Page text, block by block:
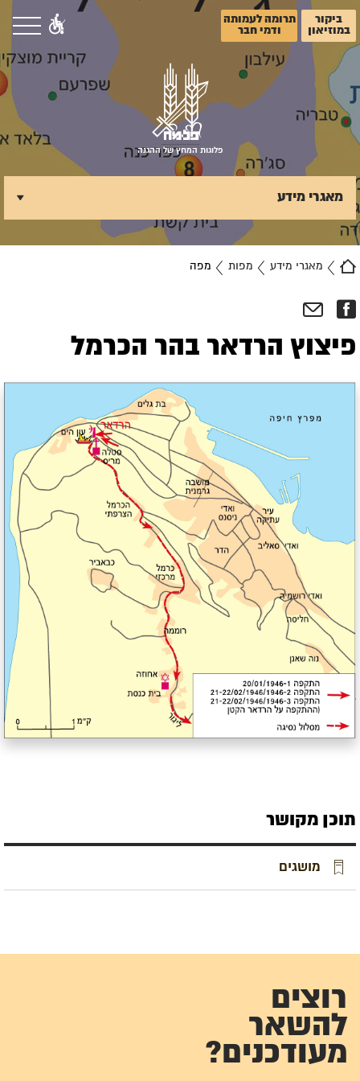
ביקור
במוזיאון
תרומה לעמותה
ודמי חבר
פלוגות המחץ של ההגנה
מאגרי מידע מפות מפה
מאגרי מידע
פיצוץ הרדאר בהר הכרמל
תוכן מקושר
מושגים
רוצים
להשאר
מעודכנים?